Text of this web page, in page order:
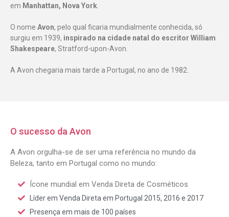
em Manhattan, Nova York
O nome Avon, pelo qual ficaria mundialmente conhecida, só
surgiu em 1939, inspirado na cidade natal do escritor William
Shakespeare, Stratford-upon-Avon.
A Avon chegaria mais tarde a Portugal, no ano de 1982.
O sucesso da Avon
A Avon orgulha-se de ser uma referência no mundo da
Beleza, tanto em Portugal como no mundo:
Ícone mundial em Venda Direta de Cosméticos
Líder em Venda Direta em Portugal 2015, 2016 e 2017
Presença em mais de 100 países